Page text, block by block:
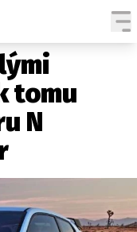
tomu
N